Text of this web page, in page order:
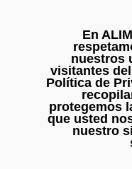
En
nuestros
visitantes
Política de
protegemos
que usted
nuestro